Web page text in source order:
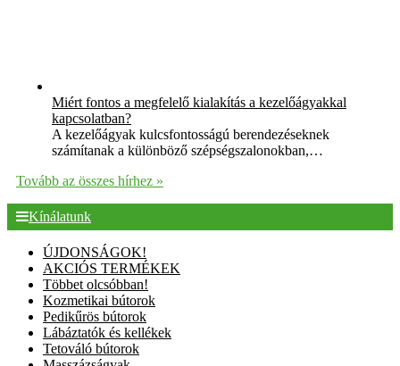
Miért fontos a megfelelő kialakítás a kezelőágyakkal
kapcsolatban?
A kezelőágyak kulcsfontosságú berendezéseknek
számítanak a különböző szépségszalonokban,…
Tovább az összes hírhez »
Kínálatunk
ÚJDONSÁGOK!
AKCIÓS TERMÉKEK
Többet olcsóbban!
Kozmetikai bútorok
Pedikűrös bútorok
Lábáztatók és kellékek
Tetováló bútorok